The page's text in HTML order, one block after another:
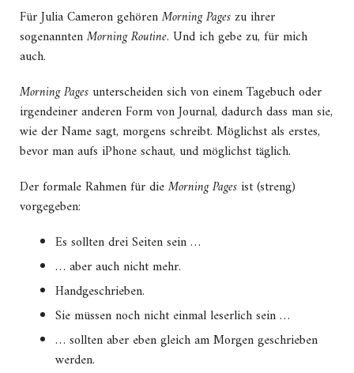
Für Julia Cameron gehörenMorning Pageszu ihrer
sogenanntenMorning Routine. Und ich gebe zu, für mich
auch.
Morning Pagesunterscheiden sich von einem Tagebuch oder
irgendeiner anderen Form von Journal, dadurch dass man sie,
wie der Name sagt, morgens schreibt. Möglichst als erstes,
bevor man aufs iPhone schaut, und möglichst täglich.
Der formale Rahmen für dieMorning Pagesist (streng)
vorgegeben:
Es sollten drei Seiten sein …
… aber auch nicht mehr.
Handgeschrieben.
Sie müssen noch nicht einmal leserlich sein …
… sollten aber eben gleich am Morgen geschrieben
werden.